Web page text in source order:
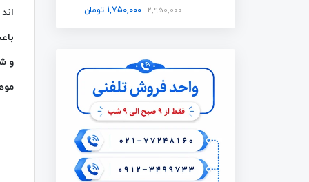
2,950,000
1,750,000 تومان